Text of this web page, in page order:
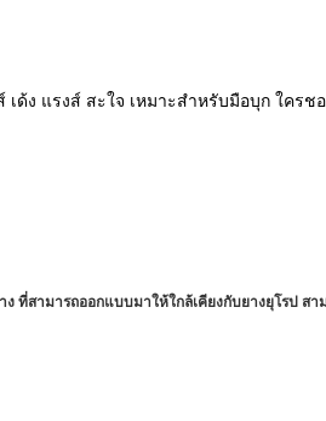
ด้ง แรงส์ สะใจ เหมาะสำหรับมือบุก ใครช
ที่สามารถออกแบบมาให้ใกล้เคียงกับยางยุโรป ส